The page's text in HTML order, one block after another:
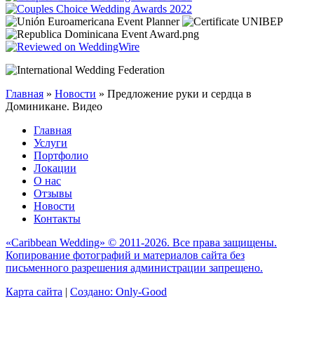
Главная » Новости » Предложение руки и сердца в
Доминикане. Видео
Главная
Услуги
Портфолио
Локации
О нас
Отзывы
Новости
Контакты
«Caribbean Wedding» © 2011-2026. Все права защищены.
Копирование фотографий и материалов сайта без
письменного разрешения администрации запрещено.
Карта сайта | Создано: Only-Good